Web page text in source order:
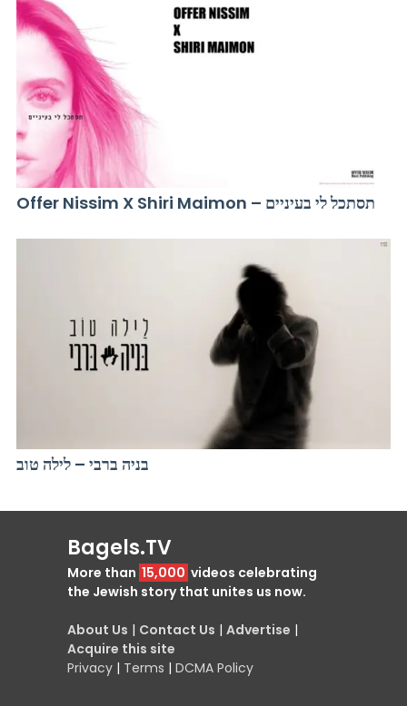
Offer Nissim X Shiri Maimon – תסתכל לי בעיניים
בניה ברבי – לילה טוב
Bagels.TV
More than 15,000 videos celebrating
the Jewish story that unites us now.
About Us | Contact Us | Advertise |
Acquire this site
Privacy | Terms | DCMA Policy